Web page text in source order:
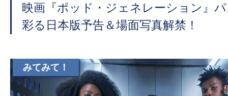
映画『ポッド・ジェネレーション』
彩る日本版予告＆場面写真解禁！
みてみて！